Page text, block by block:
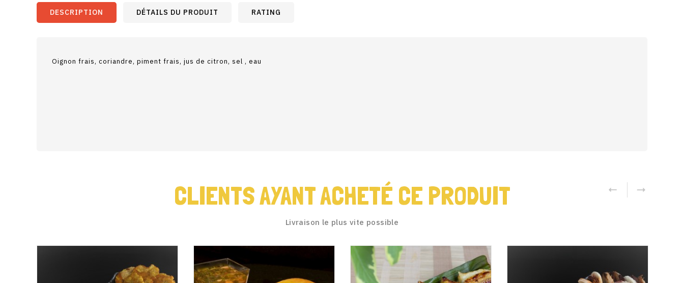
DESCRIPTION DÉTAILS DU PRODUIT RATING
Oignon frais, coriandre, piment frais, jus de citron, sel , eau
CLIENTS AYANT ACHETÉ CE PRODUIT
Livraison le plus vite possible